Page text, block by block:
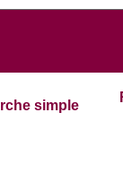
simple